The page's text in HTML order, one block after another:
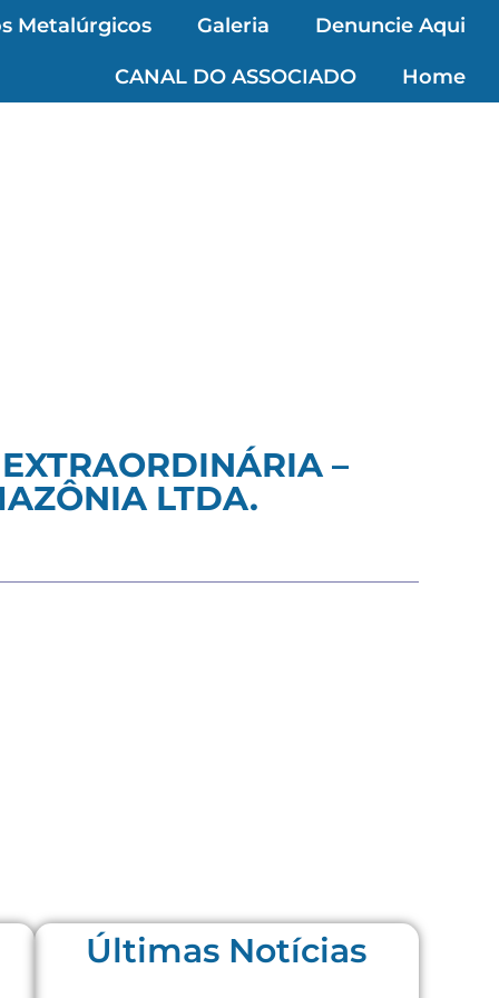
Metalúrgicos Galeria Denuncie Aqui
CANAL DO ASSOCIADO Home
–
LTDA.
Últimas Notícias